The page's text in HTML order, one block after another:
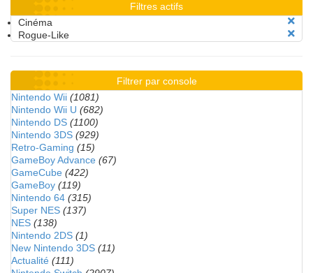
Filtres actifs
Cinéma
Rogue-Like
Filtrer par console
Nintendo Wii (1081)
Nintendo Wii U (682)
Nintendo DS (1100)
Nintendo 3DS (929)
Retro-Gaming (15)
GameBoy Advance (67)
GameCube (422)
GameBoy (119)
Nintendo 64 (315)
Super NES (137)
NES (138)
Nintendo 2DS (1)
New Nintendo 3DS (11)
Actualité (111)